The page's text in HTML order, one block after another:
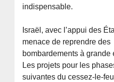
indispensable.
Israël, avec l’appui des
menace de reprendre des
bombardements à grande
Les projets pour les
suivantes du cessez-le-